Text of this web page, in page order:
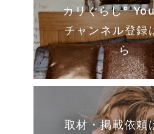
カリぐらし°
チャンネル登録
ら
取材・掲載依頼